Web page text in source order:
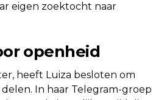
eigen zoektocht naar
openheid
heeft Luiza besloten om
In haar Telegram-groep